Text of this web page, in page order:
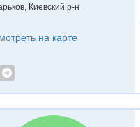
Киевский р-н
на карте